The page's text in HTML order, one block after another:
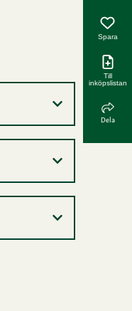
Spara
Till
inköpslistan
Dela